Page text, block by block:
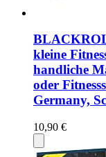
kleine
handliche
oder
Germany,
10,90 €